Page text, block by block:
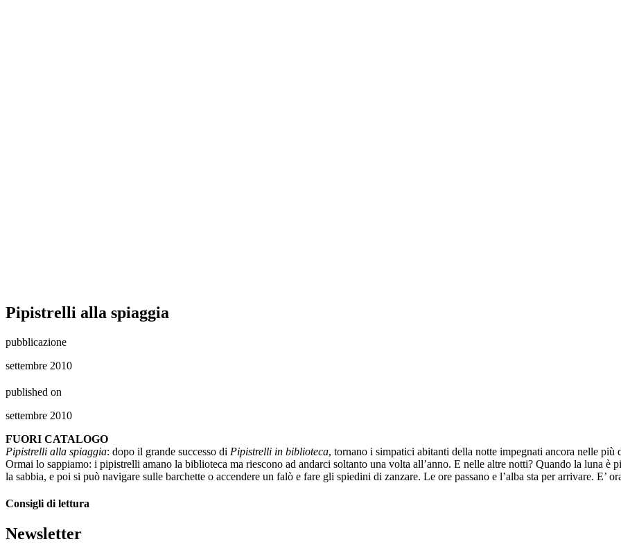
Pipistrelli alla spiaggia
pubblicazione
settembre 2010
published on
settembre 2010
FUORI CATALOGO
Pipistrelli alla spiaggia: dopo il grande successo di Pipistrelli in biblioteca, tornano i simpatici abitanti della notte impegnati ancora nelle
Ormai lo sappiamo: i pipistrelli amano la biblioteca ma riescono ad andarci soltanto una volta all’anno. E nelle altre notti? Quando la luna
la sabbia, e poi si può navigare sulle barchette o accendere un falò e fare gli spiedini di zanzare. Le ore passano e l’alba sta per arrivare. E’
Consigli di lettura
Newsletter